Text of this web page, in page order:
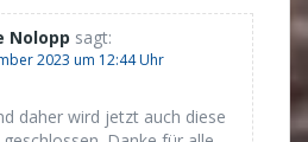
Nolopp sagt:
2023 um 12:44 Uhr
daher wird jetzt auch diese